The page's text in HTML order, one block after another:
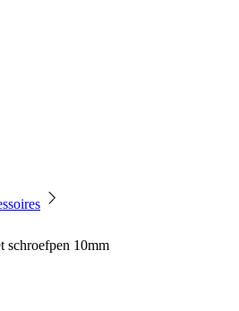
schroefpen 10mm